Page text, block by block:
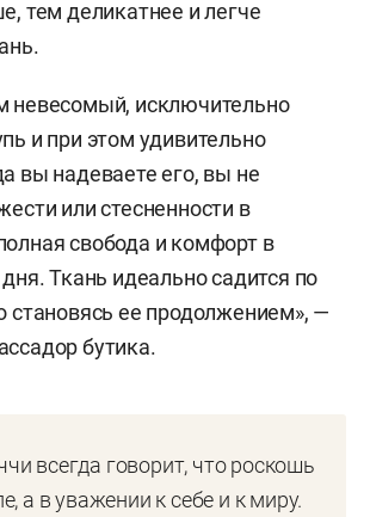
тем деликатнее и легче
невесомый, исключительно
и при этом удивительно
вы надеваете его, вы не
или стесненности в
свобода и комфорт в
Ткань идеально садится по
становясь ее продолжением», —
бутика.
всегда говорит, что роскошь
а в уважении к себе и к миру.